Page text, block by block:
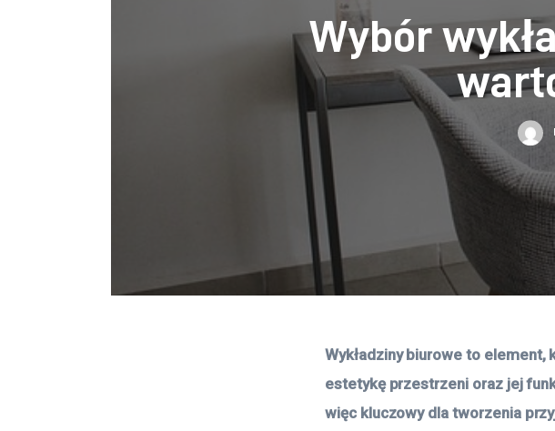
Wybór
Wykładziny biurowe to element,
estetykę przestrzeni oraz jej
więc kluczowy dla tworzenia